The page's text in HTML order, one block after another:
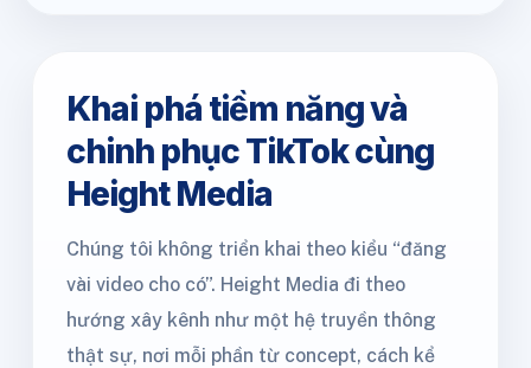
Khai phá tiềm năng và
chinh phục TikTok cùng
Height Media
Chúng tôi không triển khai theo kiểu “đăng
vài video cho có”. Height Media đi theo
hướng xây kênh như một hệ truyền thông
thật sự, nơi mỗi phần từ concept, cách kể